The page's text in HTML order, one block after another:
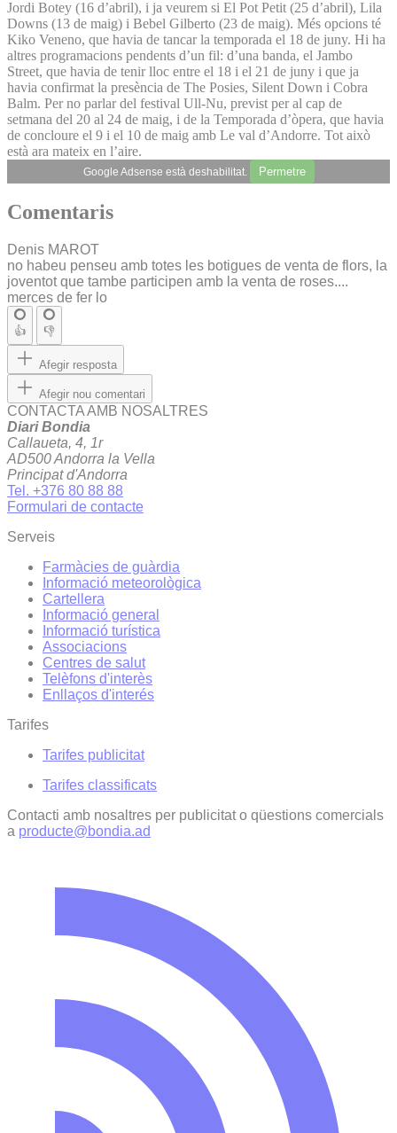
Jordi Botey (16 d’abril), i ja veurem si El Pot Petit (25 d’abril), Lila
Downs (13 de maig) i Bebel Gilberto (23 de maig). Més opcions té
Kiko Veneno, que havia de tancar la temporada el 18 de juny. Hi ha
altres programacions pendents d’un fil: d’una banda, el Jambo
Street, que havia de tenir lloc entre el 18 i el 21 de juny i que ja
havia confirmat la presència de The Posies, Silent Down i Cobra
Balm. Per no parlar del festival Ull-Nu, previst per al cap de
setmana del 20 al 24 de maig, i de la Temporada d’òpera, que havia
de concloure el 9 i el 10 de maig amb Le val d’Andorre. Tot això
està ara mateix en l’aire.
Google Adsense està deshabilitat. Permetre
Comentaris
Denis MAROT
no habeu penseu amb totes les botigues de venta de flors, la
joventot que tambe participen amb la venta de roses....
merces de fer lo
👍 👎
Afegir resposta
Afegir nou comentari
CONTACTA AMB NOSALTRES
Diari Bondia
Callaueta, 4, 1r
AD500 Andorra la Vella
Principat d'Andorra
Tel. +376 80 88 88
Formulari de contacte
Serveis
Farmàcies de guàrdia
Informació meteorològica
Cartellera
Informació general
Informació turística
Associacions
Centres de salut
Telèfons d'interès
Enllaços d'interés
Tarifes
Tarifes publicitat
Tarifes classificats
Contacti amb nosaltres per publicitat o qüestions comercials
a producte@bondia.ad